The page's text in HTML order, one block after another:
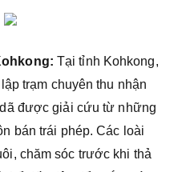
Tại tỉnh Kohkong,
trạm chuyên thu nhận
được giải cứu từ những
bán trái phép. Các loài
chăm sóc trước khi thả